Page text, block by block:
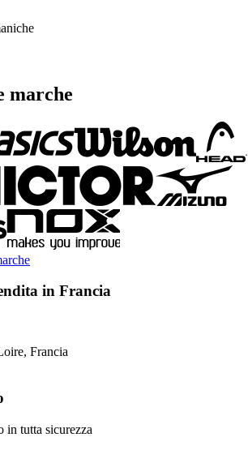
marche
in Francia
Francia
in tutta sicurezza